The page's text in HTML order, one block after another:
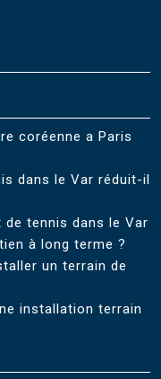
coréenne a Paris
dans le Var réduit-il
tennis dans le Var
à long terme ?
un terrain de
installation terrain